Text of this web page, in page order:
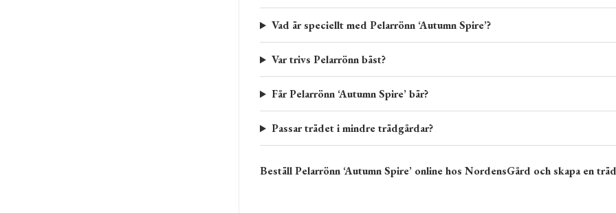
Vad är speciellt med Pelarrönn ‘Autumn Spire’?
Var trivs Pelarrönn bäst?
Får Pelarrönn ‘Autumn Spire’ bär?
Passar trädet i mindre trädgårdar?
Beställ Pelarrönn ‘Autumn Spire’ online hos NordensGård och skapa en